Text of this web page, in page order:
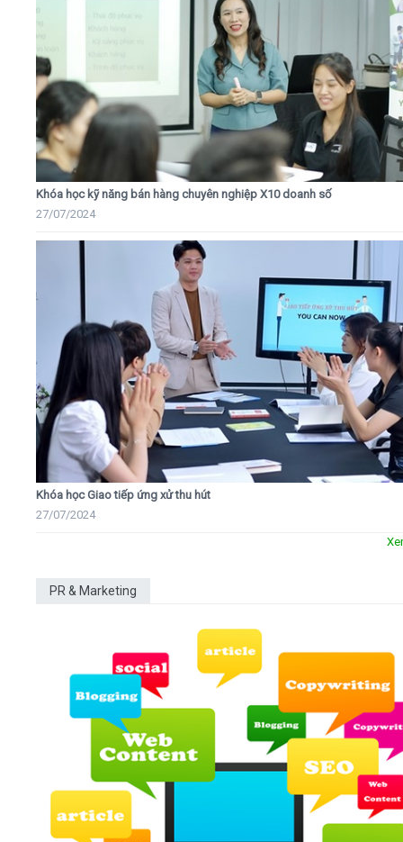
Khóa học kỹ năng bán hàng chuyên nghiệp X10 doanh số
27/07/2024
Khóa học Giao tiếp ứng xử thu hút
27/07/2024
PR & Marketing